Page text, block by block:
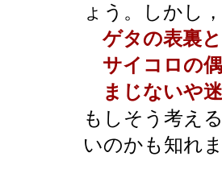
ょう。しかし
ゲタの表裏
サイコロの偶
まじないや
もしそう考え
いのかも知れ